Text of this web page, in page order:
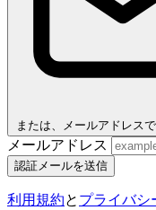
または、メールアドレス
メールアドレス
認証メールを送信
利用規約と プライバシ